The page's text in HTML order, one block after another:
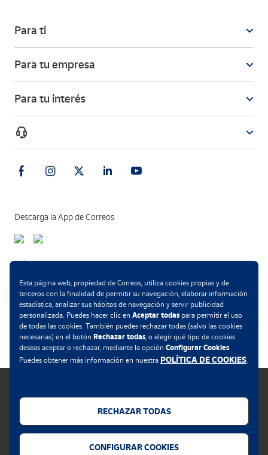
Para ti
Para tu empresa
Para tu interés
Descarga la App de Correos
Métodos de pago
Política de cookies
Esta página web, propiedad de Correos, utiliza cookies propias y de
terceros con la finalidad de permitir su navegación, elaborar información
estadística, analizar sus hábitos de navegación y servir publicidad
personalizada. Puedes hacer clic en Aceptar todaspara permitir el uso
de todas las cookies. También puedes rechazar todas (salvo las cookies
necesarias) en el botón Rechazar todas, o elegir qué tipo de cookies
deseas aceptar o rechazar, mediante la opción Configurar Cookies.
Puedes obtener más información en nuestra POLÍTICA DE COOKIES.
RECHAZAR TODAS
CONFIGURAR COOKIES